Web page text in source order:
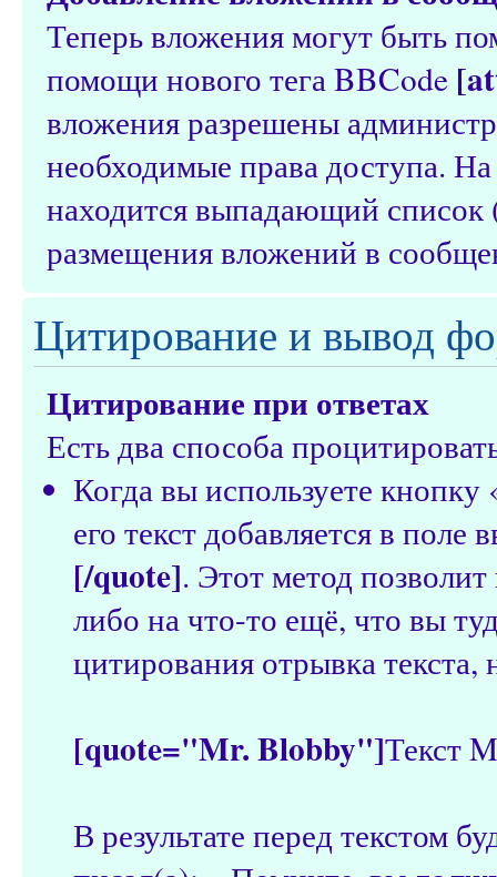
Теперь вложения могут быть
помощи нового тега BBCode
вложения разрешены
необходимые права доступа.
находится выпадающий список
размещения вложений в
Цитирование и вывод
Цитирование при ответах
Есть два способа
Когда вы используете
его текст добавляется в
[/quote]. Этот метод
либо на что-то ещё, что вы
цитирования отрывка
[quote="Mr. Blobby"]Текст
В результате перед текстом